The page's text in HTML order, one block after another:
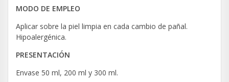
MODO DE EMPLEO
Aplicar sobre la piel limpia en cada cambio de pañal.
Hipoalergénica.
PRESENTACIÓN
Envase 50 ml, 200 ml y 300 ml.